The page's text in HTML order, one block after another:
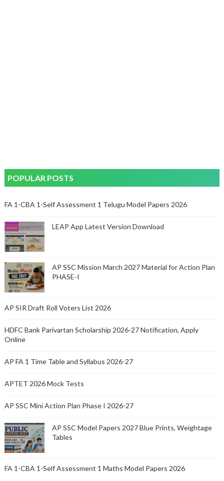
POPULAR POSTS
FA 1-CBA 1-Self Assessment 1 Telugu Model Papers 2026
LEAP App Latest Version Download
AP SSC Mission March 2027 Material for Action Plan
PHASE-I
AP SIR Draft Roll Voters List 2026
HDFC Bank Parivartan Scholarship 2026-27 Notification, Apply
Online
AP FA 1 Time Table and Syllabus 2026-27
APTET 2026 Mock Tests
AP SSC Mini Action Plan Phase I 2026-27
AP SSC Model Papers 2027 Blue Prints, Weightage
Tables
FA 1-CBA 1-Self Assessment 1 Maths Model Papers 2026